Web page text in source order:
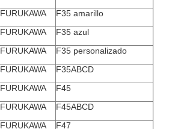
FURUKAWA
F35 amarillo
FURUKAWA
F35 azul
FURUKAWA
F35 personalizado
FURUKAWA
F35ABCD
FURUKAWA
F45
FURUKAWA
F45ABCD
FURUKAWA
F47